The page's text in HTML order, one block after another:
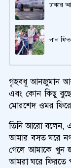
ঢাকার
লাল
গৃহবধূ আনজুমান
এবং কোন কিছু
মোরশেদ ওমর
তিনি আরো বলেন,
আমার বসত ঘরে
গেলে আমাকে খুন
আমরা ঘরে ফিরতে